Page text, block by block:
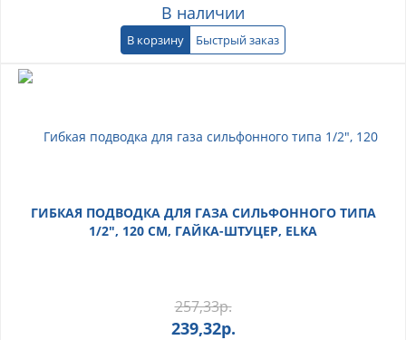
В наличии
В корзину Быстрый заказ
ГИБКАЯ ПОДВОДКА ДЛЯ ГАЗА СИЛЬФОННОГО ТИПА
1/2", 120 СМ, ГАЙКА-ШТУЦЕР, ELKA
257,33р.
239,32р.